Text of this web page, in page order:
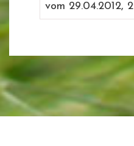
vom 29.04.2012,